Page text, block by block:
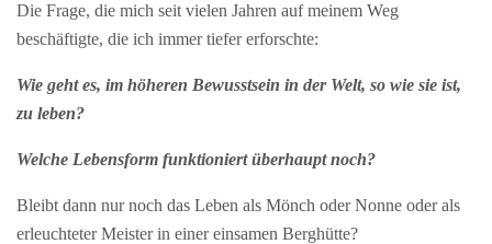
Die Frage, die mich seit vielen Jahren auf meinem Weg
beschäftigte, die ich immer tiefer erforschte:
Wie geht es, im höheren Bewusstsein in der Welt, so wie sie ist,
zu leben?
Welche Lebensform funktioniert überhaupt noch?
Bleibt dann nur noch das Leben als Mönch oder Nonne oder als
erleuchteter Meister in einer einsamen Berghütte?